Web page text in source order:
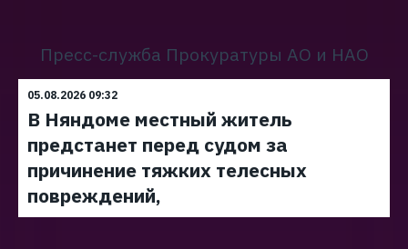
Пресс-служба Прокуратуры АО и НАО
05.08.2026 09:32
В Няндоме местный житель
предстанет перед судом за
причинение тяжких телесных
повреждений,